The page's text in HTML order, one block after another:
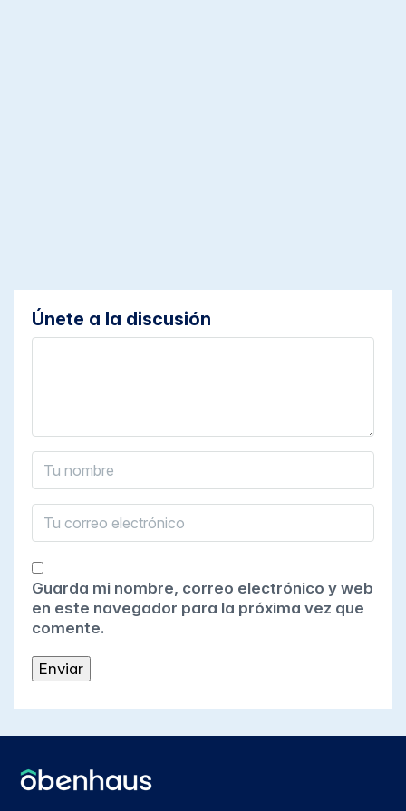
Únete a la discusión
Guarda mi nombre, correo electrónico y web
en este navegador para la próxima vez que
comente.